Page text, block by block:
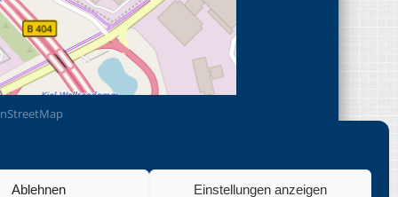
Ablehnen Einstellungen anzeigen